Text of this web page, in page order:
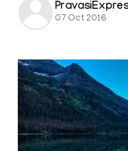
07 Oct 2016